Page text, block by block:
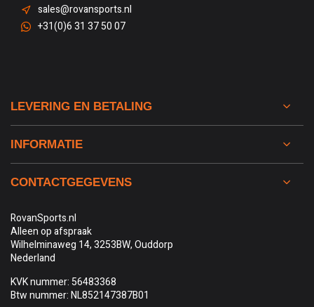
sales@rovansports.nl
+31(0)6 31 37 50 07
LEVERING EN BETALING
INFORMATIE
CONTACTGEGEVENS
RovanSports.nl
Alleen op afspraak
Wilhelminaweg 14, 3253BW, Ouddorp
Nederland
KVK nummer: 56483368
Btw nummer: NL852147387B01